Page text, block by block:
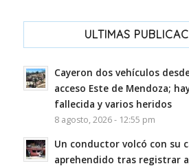
ULTIMAS
Cayeron dos vehículos
acceso Este de Mendoza;
fallecida y varios heridos
8 agosto, 2026 - 12:55 pm
Un conductor volcó con su
aprehendido tras registrar